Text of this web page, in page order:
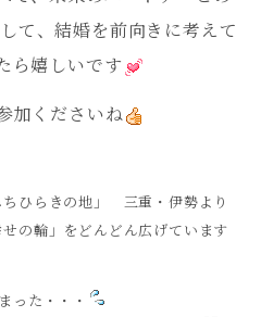
て、結婚を前向きに考えて
ら嬉しいです
加くださいね
ひらきの地」 三重・伊勢より
の輪」をどんどん広げています
った・・・